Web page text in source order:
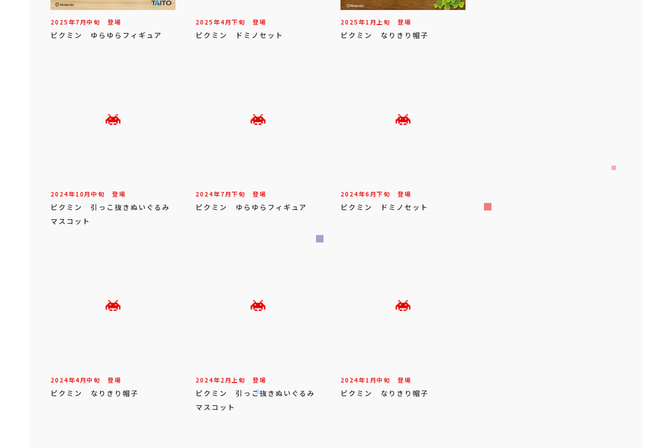
2025年7月中旬 登場
ピクミン ゆらゆらフィギュア
2025年4月下旬 登場
ピクミン ドミノセット
2025年1月上旬 登場
ピクミン なりきり帽子
2024年10月中旬 登場
ピクミン 引っこ抜きぬいぐるみ
マスコット
2024年7月下旬 登場
ピクミン ゆらゆらフィギュア
2024年6月下旬 登場
ピクミン ドミノセット
2024年4月中旬 登場
ピクミン なりきり帽子
2024年2月上旬 登場
ピクミン 引っこ抜きぬいぐるみ
マスコット
2024年1月中旬 登場
ピクミン なりきり帽子